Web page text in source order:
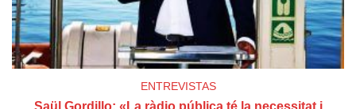
ENTREVISTAS